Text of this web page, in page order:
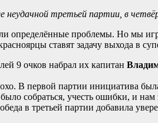
неудачной третьей партии, в
определённые проблемы. Но мы
ставят задачу выхода в
9 очков набрал их капитан
В первой партии инициатива
собраться, учесть ошибки, и нам
в третьей партии добавила